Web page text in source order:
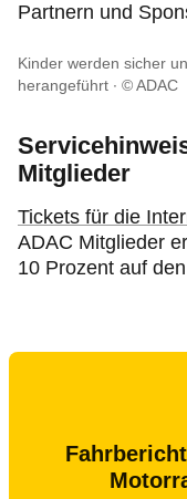
Partnern und
Kinder werden sicher
herangeführt
© ADAC
Mitglieder
Tickets für die
ADAC Mitglieder
10 Prozent auf